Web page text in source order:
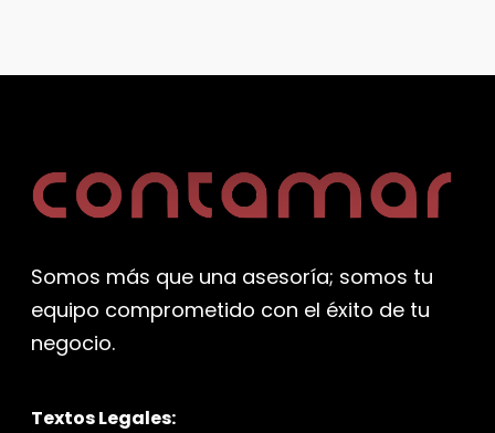
Somos más que una asesoría; somos tu
equipo comprometido con el éxito de tu
negocio.
Textos Legales: